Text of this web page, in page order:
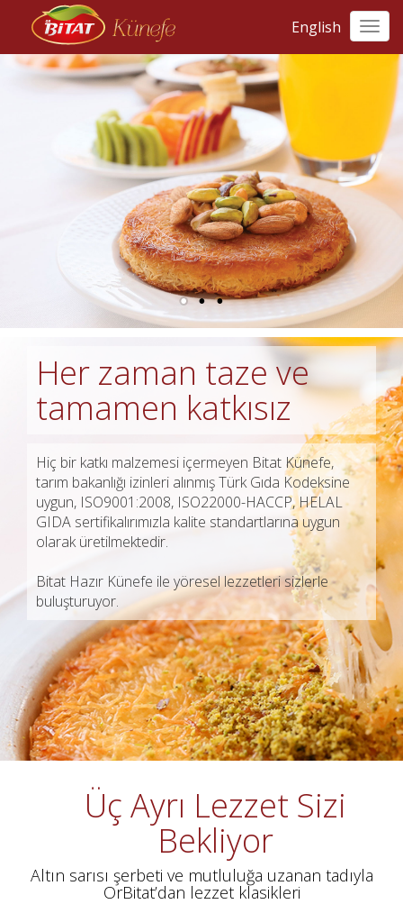
English
Her zaman taze ve
tamamen katkısız
Hiç bir katkı malzemesi içermeyen Bitat Künefe,
tarım bakanlığı izinleri alınmış Türk Gıda Kodeksine
uygun, ISO9001:2008, ISO22000-HACCP, HELAL
GIDA sertifikalırımızla kalite standartlarına uygun
olarak üretilmektedir.
Bitat Hazır Künefe ile yöresel lezzetleri sizlerle
buluşturuyor.
Üç Ayrı Lezzet Sizi
Bekliyor
Altın sarısı şerbeti ve mutluluğa uzanan tadıyla
OrBitat’dan lezzet klasikleri